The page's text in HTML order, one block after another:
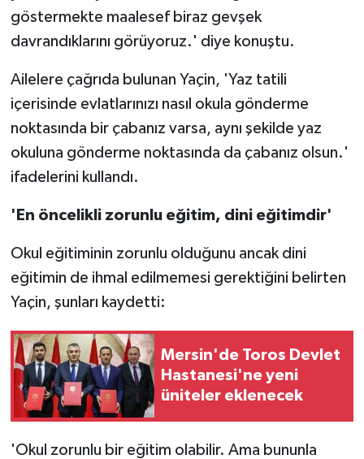
göstermekte maalesef biraz gevşek
davrandıklarını görüyoruz.' diye konuştu.
Ailelere çağrıda bulunan Yaçin, 'Yaz tatili
içerisinde evlatlarınızı nasıl okula gönderme
noktasında bir çabanız varsa, aynı şekilde yaz
okuluna gönderme noktasında da çabanız olsun.'
ifadelerini kullandı.
'En öncelikli zorunlu eğitim, dini eğitimdir'
Okul eğitiminin zorunlu olduğunu ancak dini
eğitimin de ihmal edilmemesi gerektiğini belirten
Yaçin, şunları kaydetti:
Mersin'de Toros Devlet
Hastanesi'ne yeni
üniteler eklenecek
'Okul zorunlu bir eğitim olabilir. Ama bununla